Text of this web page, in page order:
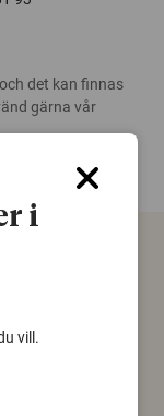
det kan finnas
gärna vår
i
vill.